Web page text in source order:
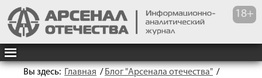
Вы здесь: Главная / Блог "Арсенала отечества" /